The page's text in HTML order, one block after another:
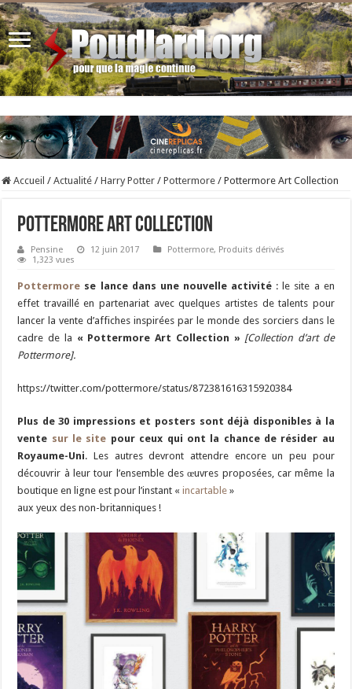
Accueil / Actualité / Harry Potter / Pottermore / Pottermore Art Collection
Pottermore Art Collection
Pensine 12 juin 2017 Pottermore, Produits dérivés
1,323 vues
Pottermore se lance dans une nouvelle activité : le site a en
effet travaillé en partenariat avec quelques artistes de talents pour
lancer la vente d’affiches inspirées par le monde des sorciers dans le
cadre de la « Pottermore Art Collection » [Collection d’art de
Pottermore].
https://twitter.com/pottermore/status/872381616315920384
Plus de 30 impressions et posters sont déjà disponibles à la
vente sur le site pour ceux qui ont la chance de résider au
Royaume-Uni. Les autres devront attendre encore un peu pour
découvrir à leur tour l’ensemble des œuvres proposées, car même la
boutique en ligne est pour l’instant «incartable»
aux yeux des non-britanniques !